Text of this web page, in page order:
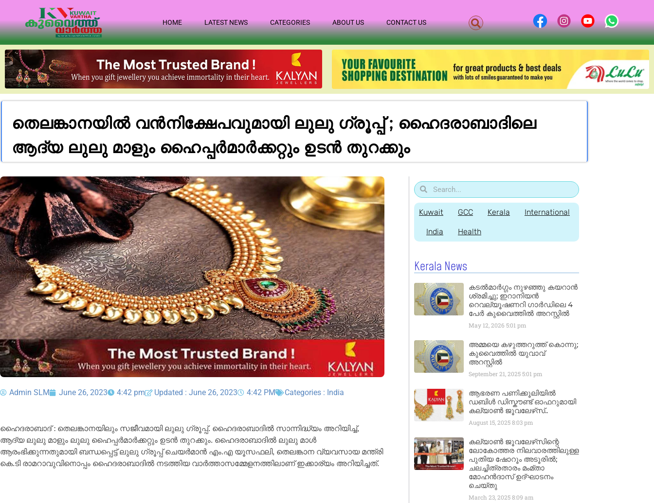
HOME LATEST NEWS CATEGORIES ABOUT US CONTACT US
തെലങ്കാനയിൽ വൻനിക്ഷേപവുമായി ലുലു ഗ്രൂപ്പ് ; ഹൈദരാബാദിലെ
ആദ്യ ലുലു മാളും ഹൈപ്പർമാർക്കറ്റും ഉടൻ തുറക്കും
Admin SLM June 26, 2023 4:42 pm Updated : June 26, 2023 4:42 PM Categories : India
ഹൈദരാബാദ് : തെലങ്കാനയിലും സജീവമായി ലുലു ഗ്രൂപ്പ്. ഹൈദരാബാദിൽ സാന്നിദ്ധ്യം അറിയിച്ച്,
ആദ്യ ലുലു മാളും ലുലു ഹൈപ്പർമാർക്കറ്റും ഉടൻ തുറക്കും. ഹൈദരാബാദിൽ ലുലു മാൾ
ആരംഭിക്കുന്നതുമായി ബന്ധപ്പെട്ട്‌ ലുലു ഗ്രൂപ്പ് ചെയർമാൻ എം.എ യൂസഫലി, തെലങ്കാന വ്യവസായ മന്ത്രി
കെ.ടി രാമറാവുവിനൊപ്പം ഹൈദരാബാദിൽ നടത്തിയ വാർത്താസമ്മേളനത്തിലാണ് ഇക്കാര്യം അറിയിച്ചത്.
Kuwait GCC Kerala International
India Health
Kerala News
കടൽമാർഗ്ഗം നുഴഞ്ഞു കയറാൻ
ശ്രമിച്ചു; ഇറാനിയൻ
റെവല്യൂഷണറി ഗാർഡിലെ 4
പേർ കുവൈത്തിൽ അറസ്റ്റിൽ
May 12, 2026 5:01 pm
അമ്മയെ കഴുത്തറുത്ത് കൊന്നു;
കുവൈത്തിൽ യുവാവ്
അറസ്റ്റിൽ
September 21, 20255:01 pm
ആഭരണ പണിക്കൂലിയിൽ
ഡബിൾ ഡിസ്കൗണ്ട് ഓഫറുമായി
കല്യാൺ ജൂവലേഴ്‌സ്..
August 15, 20258:03 pm
കല്യാൺ ജൂവലേഴ്‌സിന്റെ
ലോകോത്തര നിലവാരത്തിലുള്ള
പുതിയ ഷോറൂം അടൂരിൽ;
ചലച്ചിത്രതാരം മംമ്താ
മോഹൻദാസ് ഉദ്ഘാടനം
ചെയ്‌തു
March 23, 20258:09 am